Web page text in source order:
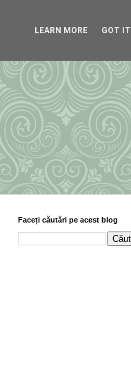
Faceți căutări pe acest blog
LEARN MORE GOT IT